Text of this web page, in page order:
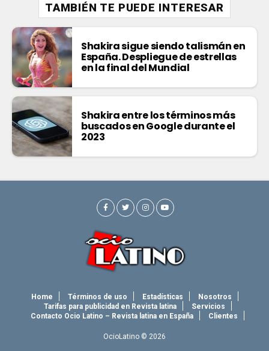
TAMBIÉN TE PUEDE INTERESAR
Shakira sigue siendo talismán en
España. Despliegue de estrellas
en la final del Mundial
Shakira entre los términos más
buscados en Google durante el
2023
Home Términos de uso Estadísticas
Nosotros
Tarifas para publicidad en Revista latina
Servicios
Contacto Ocio Latino – Revista latina en España
Clientes
OcioLatino © 2026